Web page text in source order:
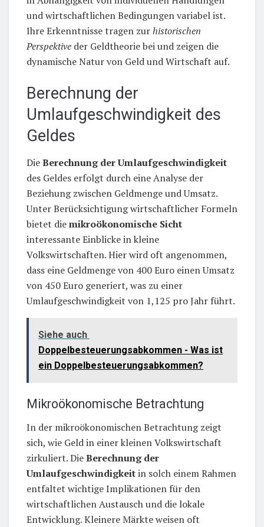
und wirtschaftlichen Bedingungen variabel ist.
Ihre Erkenntnisse tragen zurhistorischen
Perspektive der Geldtheorie bei und zeigen die
dynamische Natur von Geld und Wirtschaft auf.
Berechnung der
Umlaufgeschwindigkeit des
Geldes
DieBerechnung der Umlaufgeschwindigkeit
des Geldes erfolgt durch eine Analyse der
Beziehung zwischen Geldmenge und Umsatz.
Unter Berücksichtigung wirtschaftlicher Formeln
bietet diemikroökonomische Sicht
interessante Einblicke in kleine
Volkswirtschaften. Hier wird oft angenommen,
dass eine Geldmenge von 400 Euro einen Umsatz
von 450 Euro generiert, was zu einer
Umlaufgeschwindigkeit von 1,125 pro Jahr führt.
Siehe auch
Doppelbesteuerungsabkommen - Was ist
ein Doppelbesteuerungsabkommen?
Mikroökonomische Betrachtung
In der mikroökonomischen Betrachtung zeigt
sich, wie Geld in einer kleinen Volkswirtschaft
zirkuliert. DieBerechnung der
Umlaufgeschwindigkeitin solch einem Rahmen
entfaltet wichtige Implikationen für den
wirtschaftlichen Austausch und die lokale
Entwicklung. Kleinere Märkte weisen oft